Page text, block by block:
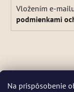
Na prispôsobenie
Vložením e-
podmienkami